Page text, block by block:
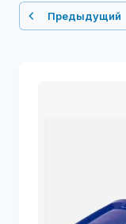
Предыдущий